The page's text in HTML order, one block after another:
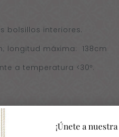
bolsillos interiores.
longitud máxima: 138cm
a temperatura <30º.
a los ajustes de color
¡Únete a